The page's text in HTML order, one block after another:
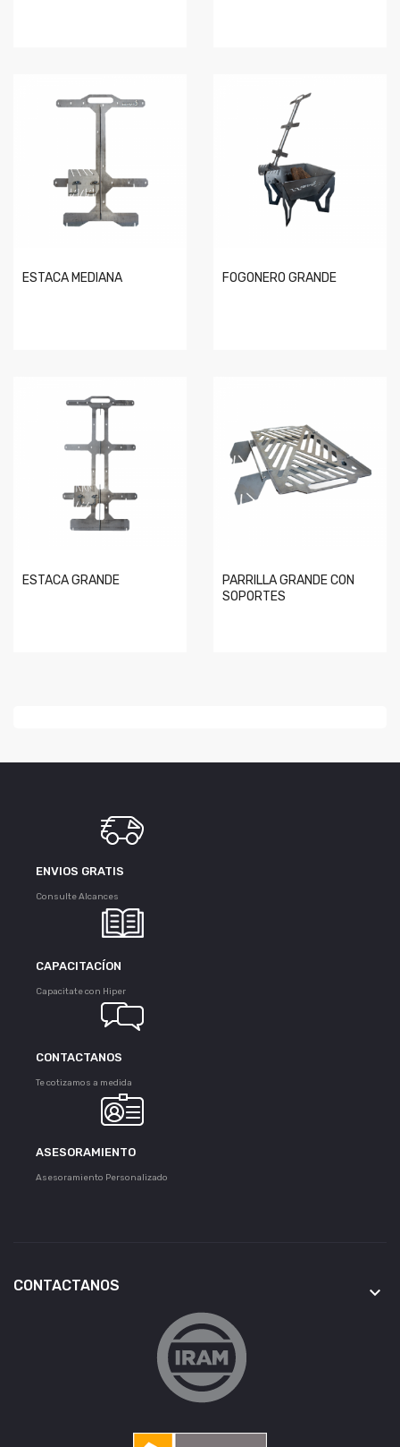
ESTACA MEDIANA FOGONERO GRANDE
ESTACA GRANDE
PARRILLA GRANDE CON
SOPORTES
ENVIOS GRATIS
Consulte Alcances
CAPACITACÍON
Capacitate con Hiper
CONTACTANOS
Te cotizamos a medida
ASESORAMIENTO
Asesoramiento Personalizado
CONTACTANOS keyboard_arrow_down